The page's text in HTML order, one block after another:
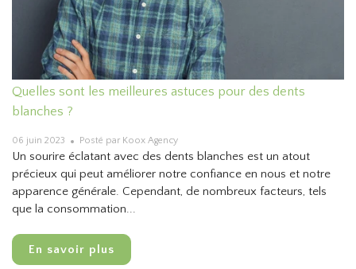
Quelles sont les meilleures astuces pour des dents
blanches ?
06 juin 2023 Posté par Koox Agency
Un sourire éclatant avec des dents blanches est un atout
précieux qui peut améliorer notre confiance en nous et notre
apparence générale. Cependant, de nombreux facteurs, tels
que la consommation...
En savoir plus